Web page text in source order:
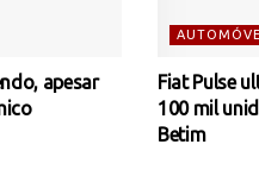
apesar
Fiat Pulse
100 mil
Betim